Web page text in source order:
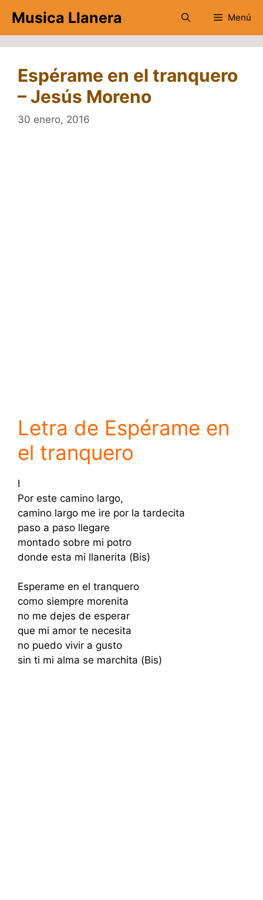
contenido
Musica Llanera Menú
Espérame en el tranquero
– Jesús Moreno
30 enero, 2016
Letra de Espérame en
el tranquero
I
Por este camino largo,
camino largo me ire por la tardecita
paso a paso llegare
montado sobre mi potro
donde esta mi llanerita (Bis)
Esperame en el tranquero
como siempre morenita
no me dejes de esperar
que mi amor te necesita
no puedo vivir a gusto
sin ti mi alma se marchita (Bis)